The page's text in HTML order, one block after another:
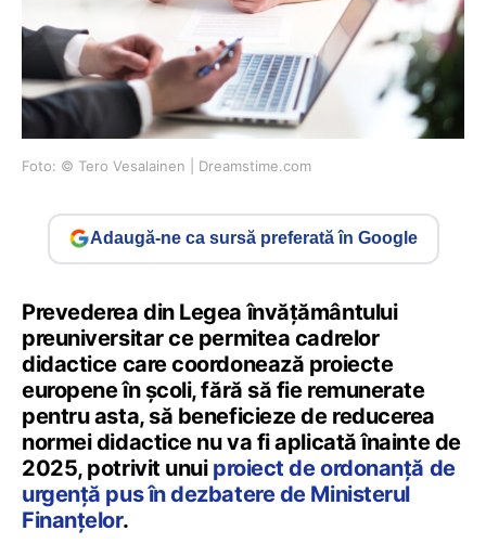
Foto: © Tero Vesalainen | Dreamstime.com
Adaugă-ne ca sursă preferată în Google
Prevederea din Legea învățământului
preuniversitar ce permitea cadrelor
didactice care coordonează proiecte
europene în școli, fără să fie remunerate
pentru asta, să beneficieze de reducerea
normei didactice nu va fi aplicată înainte de
2025, potrivit unui proiect de ordonanță de
urgență pus în dezbatere de Ministerul
Finanțelor.